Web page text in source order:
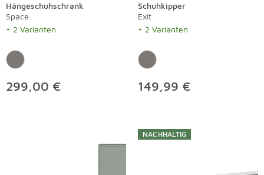
Hängeschuhschrank
Space
+ 2 Varianten
299,00 €
Schuhkipper
Exit
+ 2 Varianten
149,99 €
NACHHALTIG